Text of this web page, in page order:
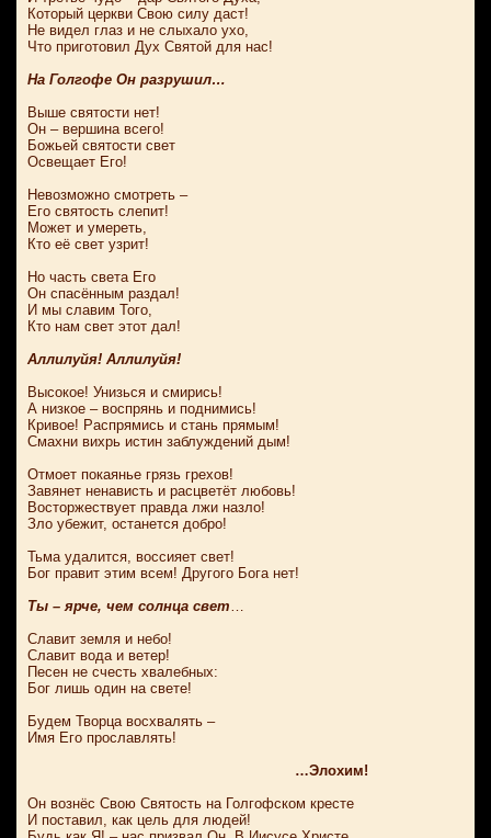
Который церкви Свою силу даст!
Не видел глаз и не слыхало ухо,
Что приготовил Дух Святой для нас!
На Голгофе Он разрушил…
Выше святости нет!
Он – вершина всего!
Божьей святости свет
Освещает Его!
Невозможно смотреть –
Его святость слепит!
Может и умереть,
Кто её свет узрит!
Но часть света Его
Он спасённым раздал!
И мы славим Того,
Кто нам свет этот дал!
Аллилуйя! Аллилуйя!
Высокое! Унизься и смирись!
А низкое – воспрянь и поднимись!
Кривое! Распрямись и стань прямым!
Смахни вихрь истин заблуждений дым!
Отмоет покаянье грязь грехов!
Завянет ненависть и расцветёт любовь!
Восторжествует правда лжи назло!
Зло убежит, останется добро!
Тьма удалится, воссияет свет!
Бог правит этим всем! Другого Бога нет!
Ты – ярче, чем солнца свет…
Славит земля и небо!
Славит вода и ветер!
Песен не счесть хвалебных:
Бог лишь один на свете!
Будем Творца восхвалять –
Имя Его прославлять!
…Элохим!
Он вознёс Свою Святость на Голгофском кресте
И поставил, как цель для людей!